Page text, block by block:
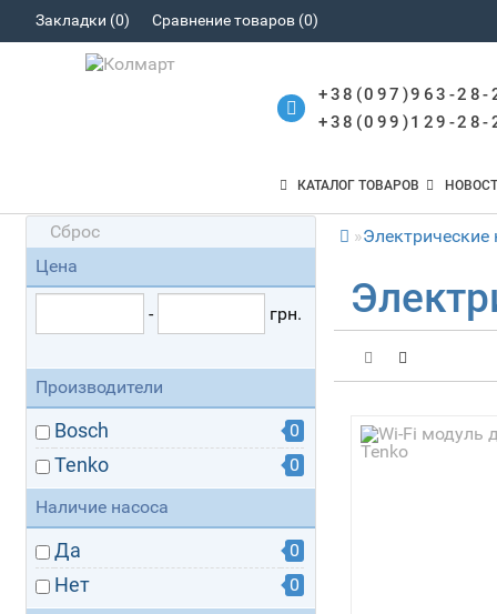
Закладки (0) Сравнение товаров (0)
+38(097)963-28-
+38(099)129-28-
КАТАЛОГ ТОВАРОВ
Сброс
Цена
- грн.
Производители
Bosch 0
Tenko 0
Наличие насоса
Да 0
Нет 0
Электрические